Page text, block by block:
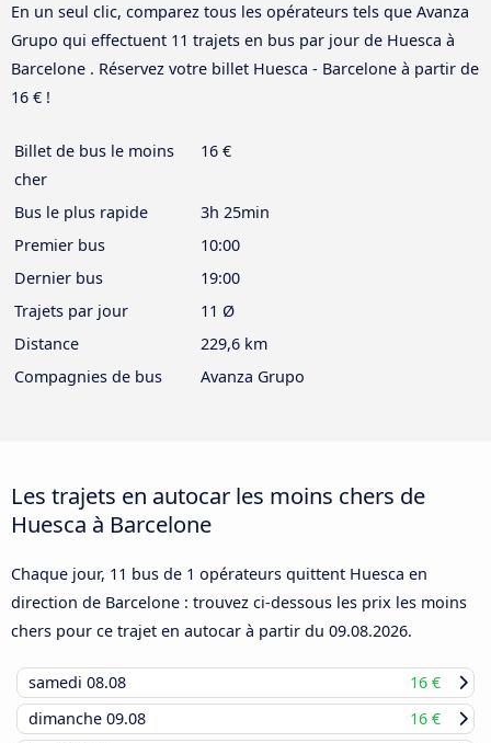
En un seul clic, comparez tous les opérateurs tels que Avanza
Grupo qui effectuent 11 trajets en bus par jour de Huesca à
Barcelone . Réservez votre billet Huesca - Barcelone à partir de
16 € !
Billet de bus le moins
cher
16 €
Bus le plus rapide
3h 25min
Premier bus
10:00
Dernier bus
19:00
Trajets par jour
11 Ø
Distance
229,6 km
Compagnies de bus
Avanza Grupo
Les trajets en autocar les moins chers de
Huesca à Barcelone
Chaque jour, 11 bus de 1 opérateurs quittent Huesca en
direction de Barcelone : trouvez ci-dessous les prix les moins
chers pour ce trajet en autocar à partir du 09.08.2026.
samedi 08.08
16 €
dimanche 09.08
16 €